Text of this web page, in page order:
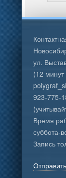
ул.
(12
923-775-
Время
суббота-
Запись